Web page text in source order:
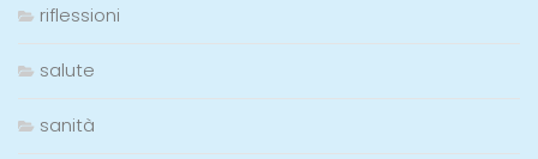
riflessioni
salute
sanità